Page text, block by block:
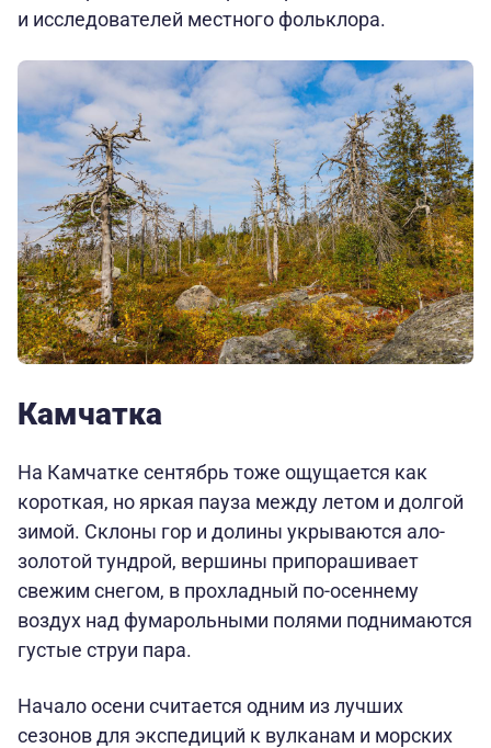
и исследователей местного фольклора.
Камчатка
На Камчатке сентябрь тоже ощущается как
короткая, но яркая пауза между летом и долгой
зимой. Склоны гор и долины укрываются ало-
золотой тундрой, вершины припорашивает
свежим снегом, в прохладный по-осеннему
воздух над фумарольными полями поднимаются
густые струи пара.
Начало осени считается одним из лучших
сезонов для экспедиций к вулканам и морских